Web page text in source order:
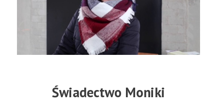
Świadectwo Moniki